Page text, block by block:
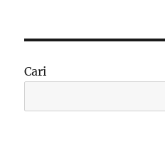
Cari